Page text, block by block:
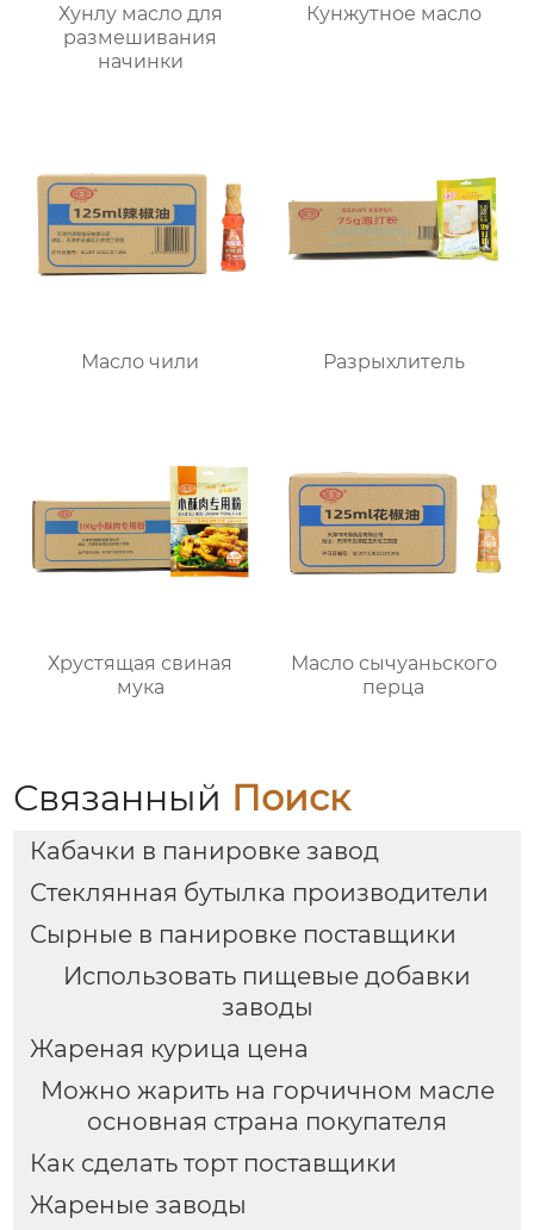
Хунлу масло для
размешивания
начинки
Кунжутное масло
Масло чили Разрыхлитель
Хрустящая свиная
мука
Масло сычуаньского
перца
Связанный Поиск
Кабачки в панировке завод
Стеклянная бутылка производители
Сырные в панировке поставщики
Использовать пищевые добавки
заводы
Жареная курица цена
Можно жарить на горчичном масле
основная страна покупателя
Как сделать торт поставщики
Жареные заводы